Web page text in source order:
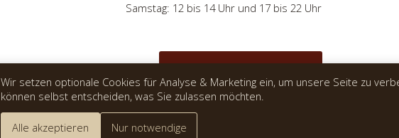
Samstag: 12 bis 14 Uhr und 17 bis 22 Uhr
Wir setzen optionale Cookies für Analyse & Marketing ein, um unsere Seite zu
können selbst entscheiden, was Sie zulassen möchten.
Alle akzeptieren Nur notwendige